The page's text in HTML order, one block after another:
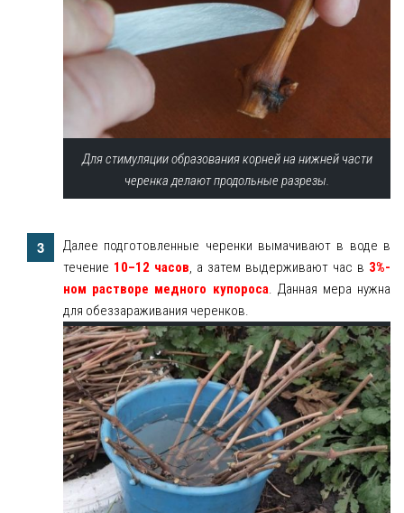
Для стимуляции образования корней на нижней части
черенка делают продольные разрезы.
Далее подготовленные черенки вымачивают в воде в
течение 10–12 часов, а затем выдерживают час в 3%-
ном растворе медного купороса. Данная мера нужна
для обеззараживания черенков.